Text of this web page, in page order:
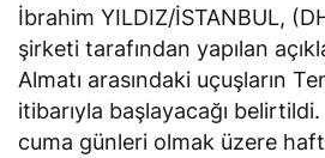
İbrahim YILDIZ/İSTANBUL,
şirketi tarafından yapılan
Almatı arasındaki uçuşların
itibarıyla başlayacağı belirtildi.
cuma günleri olmak üzere